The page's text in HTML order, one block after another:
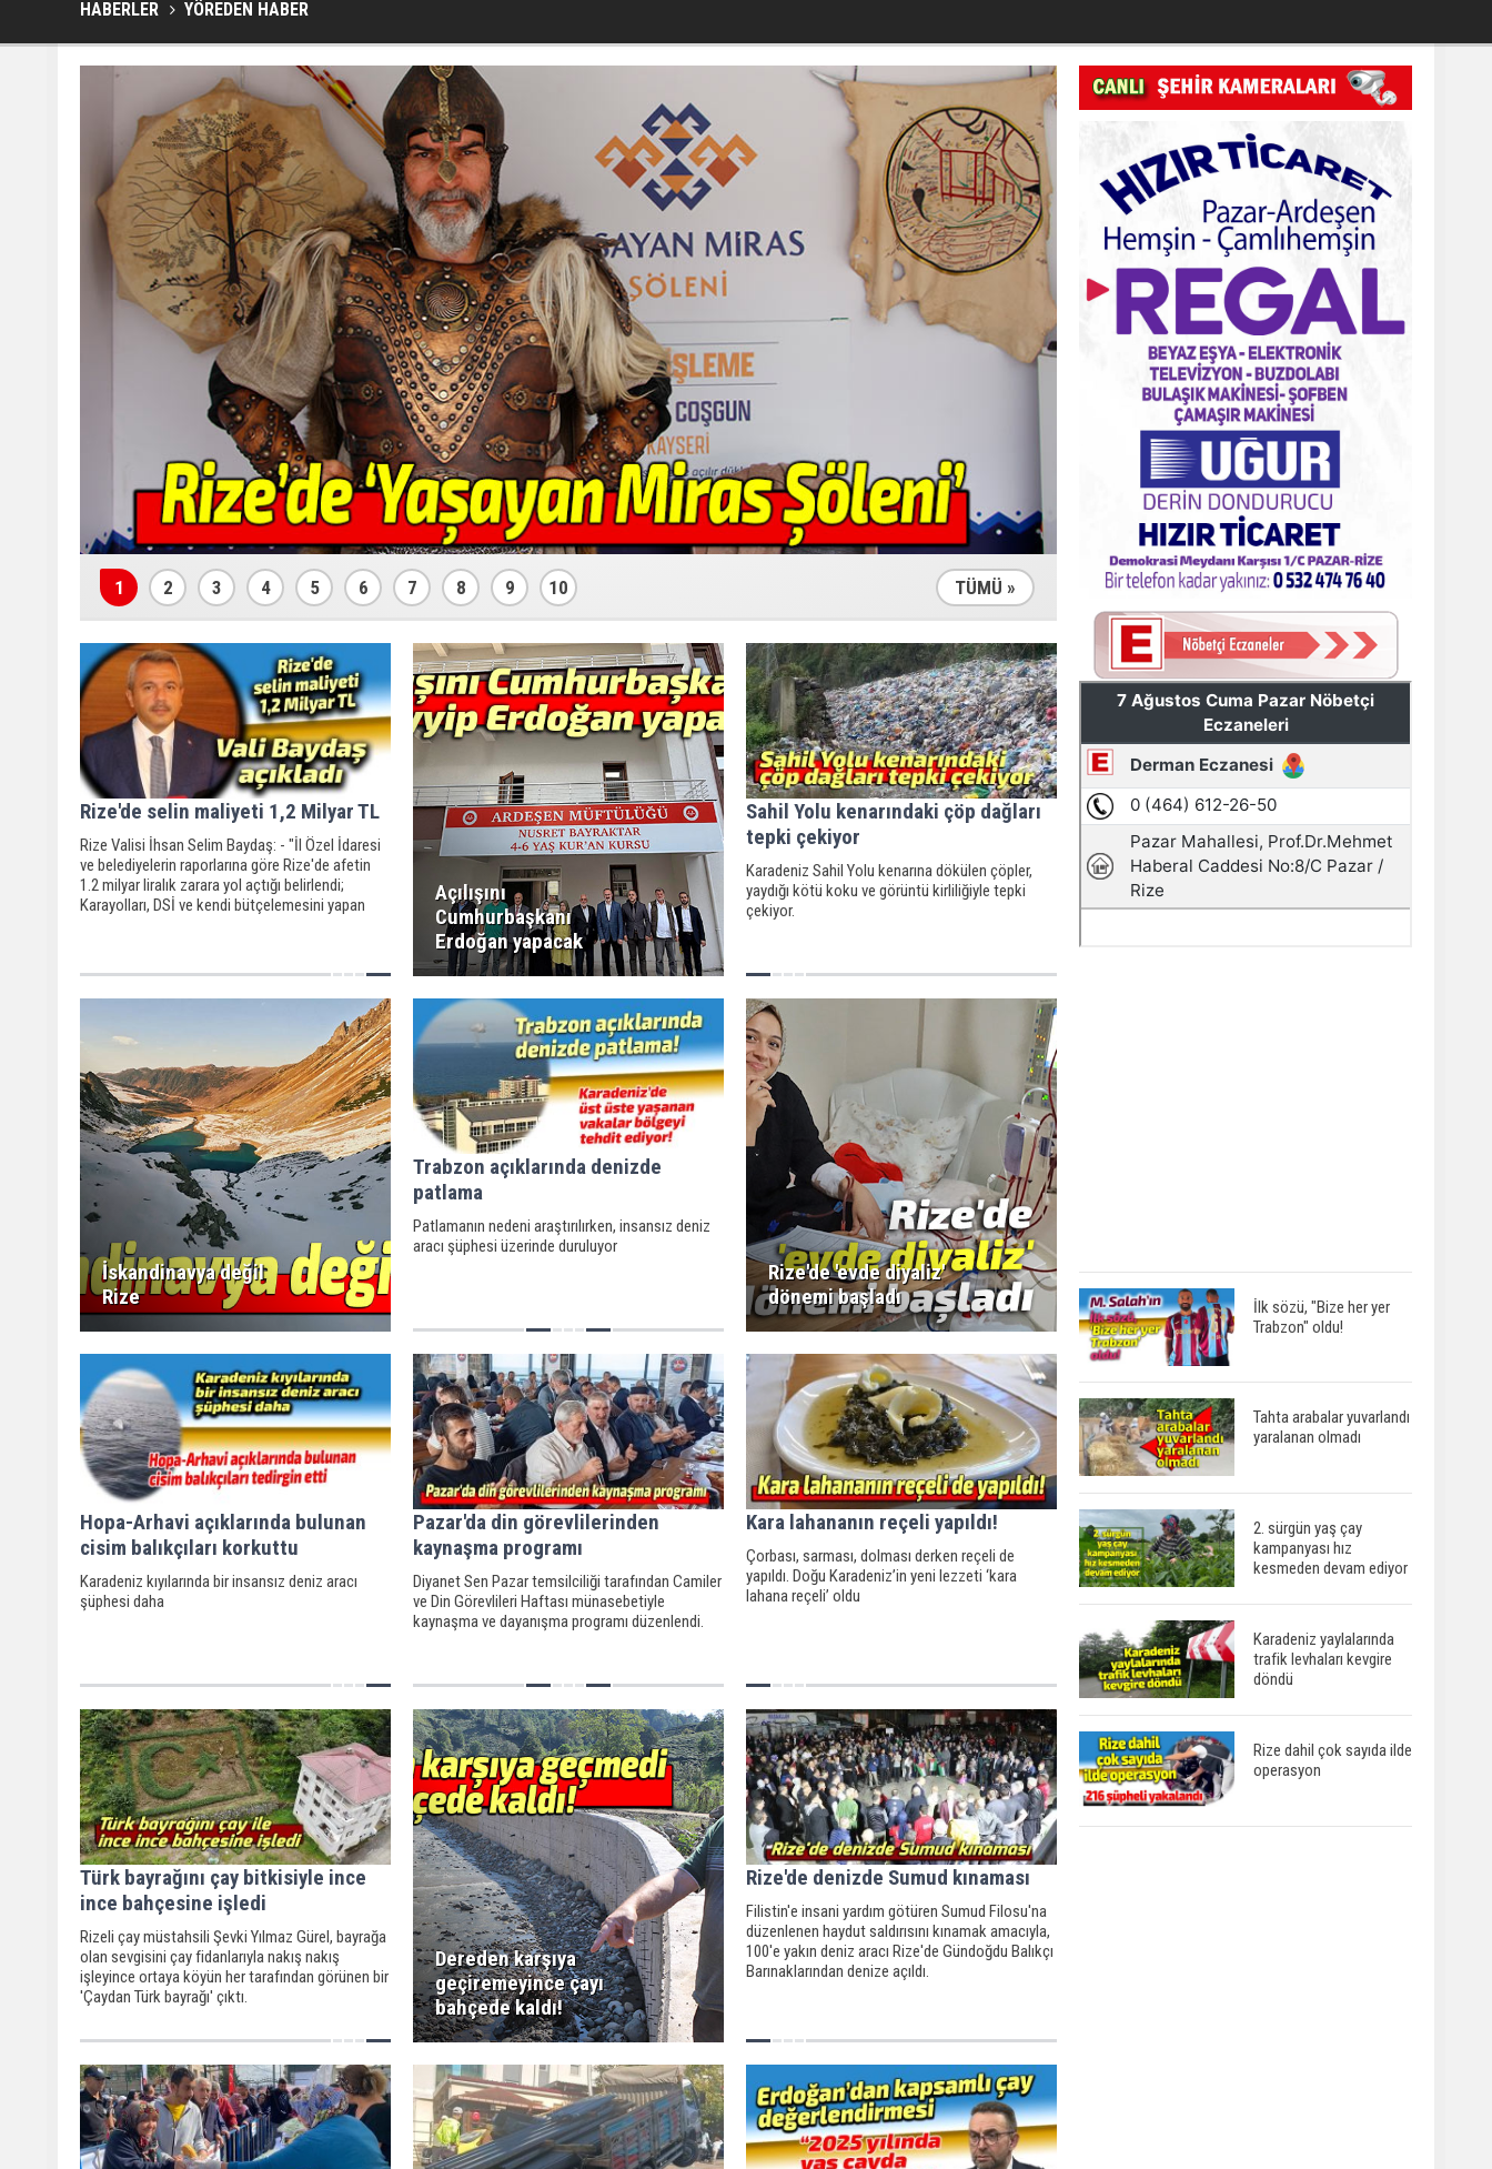
HABERLER YÖREDEN HABER
1 2 3 4 5 6 7 8 9 10 TÜMÜ »
Rize'de selin maliyeti 1,2 Milyar TL
Rize Valisi İhsan Selim Baydaş: - "İl Özel İdaresi
ve belediyelerin raporlarına göre Rize'de afetin
1.2 milyar liralık zarara yol açtığı belirlendi;
Karayolları, DSİ ve kendi bütçelemesini yapan
Açılışını
Cumhurbaşkanı
Erdoğan yapacak
Sahil Yolu kenarındaki çöp dağları
tepki çekiyor
Karadeniz Sahil Yolu kenarına dökülen çöpler,
yaydığı kötü koku ve görüntü kirliliğiyle tepki
çekiyor.
İskandinavya değil
Rize
Trabzon açıklarında denizde
patlama
Patlamanın nedeni araştırılırken, insansız deniz
aracı şüphesi üzerinde duruluyor
Rize'de 'evde diyaliz'
dönemi başladı
Hopa-Arhavi açıklarında bulunan
cisim balıkçıları korkuttu
Karadeniz kıyılarında bir insansız deniz aracı
şüphesi daha
Pazar'da din görevlilerinden
kaynaşma programı
Diyanet Sen Pazar temsilciliği tarafından Camiler
ve Din Görevlileri Haftası münasebetiyle
kaynaşma ve dayanışma programı düzenlendi.
Kara lahananın reçeli yapıldı!
Çorbası, sarması, dolması derken reçeli de
yapıldı. Doğu Karadeniz’in yeni lezzeti ‘kara
lahana reçeli’ oldu
Türk bayrağını çay bitkisiyle ince
ince bahçesine işledi
Rizeli çay müstahsili Şevki Yılmaz Gürel, bayrağa
olan sevgisini çay fidanlarıyla nakış nakış
işleyince ortaya köyün her tarafından görünen bir
'Çaydan Türk bayrağı' çıktı.
Dereden karşıya
geçiremeyince çayı
bahçede kaldı!
Rize'de denizde Sumud kınaması
Filistin'e insani yardım götüren Sumud Filosu'na
düzenlenen haydut saldırısını kınamak amacıyla,
100'e yakın deniz aracı Rize'de Gündoğdu Balıkçı
Barınaklarından denize açıldı.
İlk sözü, "Bize her yer
Trabzon" oldu!
Tahta arabalar yuvarlandı
yaralanan olmadı
2. sürgün yaş çay
kampanyası hız
kesmeden devam ediyor
Karadeniz yaylalarında
trafik levhaları kevgire
döndü
Rize dahil çok sayıda ilde
operasyon